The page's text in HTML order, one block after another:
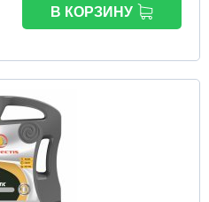
В КОРЗИНУ